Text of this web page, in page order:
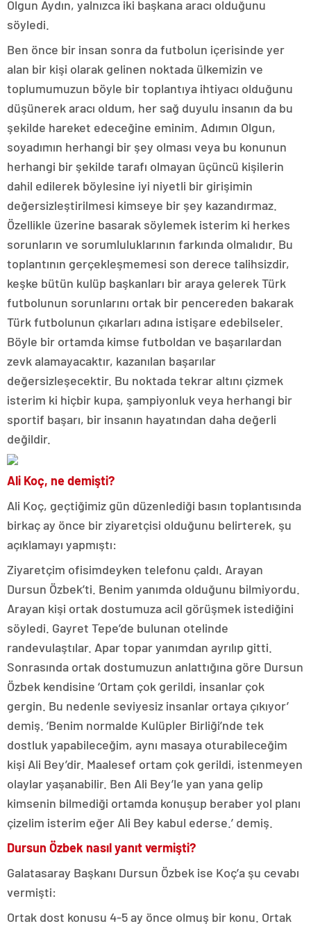
Olgun Aydın, yalnızca iki başkana aracı olduğunu
söyledi.
Ben önce bir insan sonra da futbolun içerisinde yer
alan bir kişi olarak gelinen noktada ülkemizin ve
toplumumuzun böyle bir toplantıya ihtiyacı olduğunu
düşünerek aracı oldum, her sağ duyulu insanın da bu
şekilde hareket edeceğine eminim. Adımın Olgun,
soyadımın herhangi bir şey olması veya bu konunun
herhangi bir şekilde tarafı olmayan üçüncü kişilerin
dahil edilerek böylesine iyi niyetli bir girişimin
değersizleştirilmesi kimseye bir şey kazandırmaz.
Özellikle üzerine basarak söylemek isterim ki herkes
sorunların ve sorumluluklarının farkında olmalıdır. Bu
toplantının gerçekleşmemesi son derece talihsizdir,
keşke bütün kulüp başkanları bir araya gelerek Türk
futbolunun sorunlarını ortak bir pencereden bakarak
Türk futbolunun çıkarları adına istişare edebilseler.
Böyle bir ortamda kimse futboldan ve başarılardan
zevk alamayacaktır, kazanılan başarılar
değersizleşecektir. Bu noktada tekrar altını çizmek
isterim ki hiçbir kupa, şampiyonluk veya herhangi bir
sportif başarı, bir insanın hayatından daha değerli
değildir.
Ali Koç, ne demişti?
Ali Koç, geçtiğimiz gün düzenlediği basın toplantısında
birkaç ay önce bir ziyaretçisi olduğunu belirterek, şu
açıklamayı yapmıştı:
Ziyaretçim ofisimdeyken telefonu çaldı. Arayan
Dursun Özbek’ti. Benim yanımda olduğunu bilmiyordu.
Arayan kişi ortak dostumuza acil görüşmek istediğini
söyledi. Gayret Tepe’de bulunan otelinde
randevulaştılar. Apar topar yanımdan ayrılıp gitti.
Sonrasında ortak dostumuzun anlattığına göre Dursun
Özbek kendisine ‘Ortam çok gerildi, insanlar çok
gergin. Bu nedenle seviyesiz insanlar ortaya çıkıyor’
demiş. ‘Benim normalde Kulüpler Birliği’nde tek
dostluk yapabileceğim, aynı masaya oturabileceğim
kişi Ali Bey’dir. Maalesef ortam çok gerildi, istenmeyen
olaylar yaşanabilir. Ben Ali Bey’le yan yana gelip
kimsenin bilmediği ortamda konuşup beraber yol planı
çizelim isterim eğer Ali Bey kabul ederse.’ demiş.
Dursun Özbek nasıl yanıt vermişti?
Galatasaray Başkanı Dursun Özbek ise Koç’a şu cevabı
vermişti:
Ortak dost konusu 4-5 ay önce olmuş bir konu. Ortak